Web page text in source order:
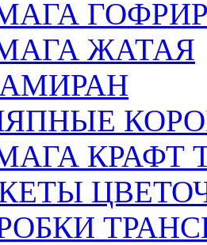
ЖАТАЯ
КРАФТ